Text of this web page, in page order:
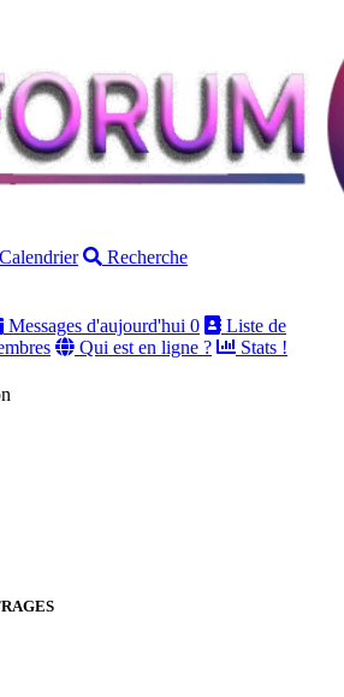
Calendrier Recherche
Messages d'aujourd'hui 0
Liste de
Qui est en ligne ? Stats !